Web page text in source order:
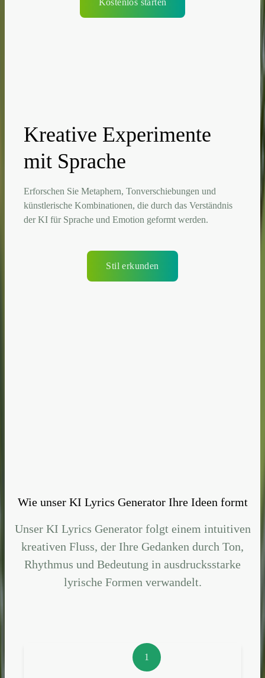
Kreative Experimente
mit Sprache
Erforschen Sie Metaphern, Tonverschiebungen und
künstlerische Kombinationen, die durch das Verständnis
der KI für Sprache und Emotion geformt werden.
Stil erkunden
Wie unser KI Lyrics Generator Ihre Ideen formt
Unser KI Lyrics Generator folgt einem intuitiven
kreativen Fluss, der Ihre Gedanken durch Ton,
Rhythmus und Bedeutung in ausdrucksstarke
lyrische Formen verwandelt.
1